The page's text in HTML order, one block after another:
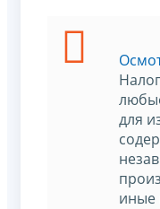
для
иные